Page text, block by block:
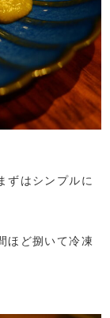
ずはシンプルに
ほど捌いて冷凍